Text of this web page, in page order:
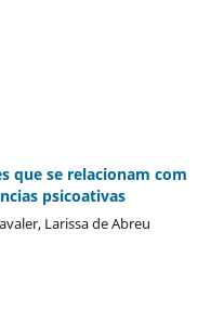
que se relacionam com
psicoativas
Larissa de Abreu